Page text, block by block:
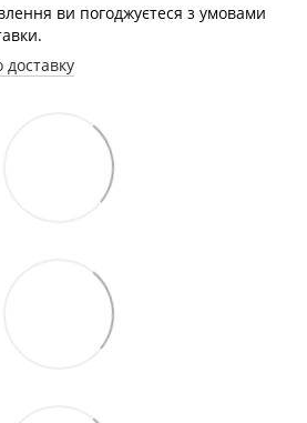
ви погоджуєтеся з умовами
доставку